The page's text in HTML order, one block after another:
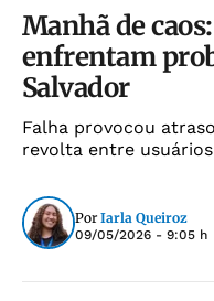
Manhã de
enfrentam
Salvador
Falha provocou
revolta entre
Por Iarla Queiroz
09/05/2026 - 9:05 h